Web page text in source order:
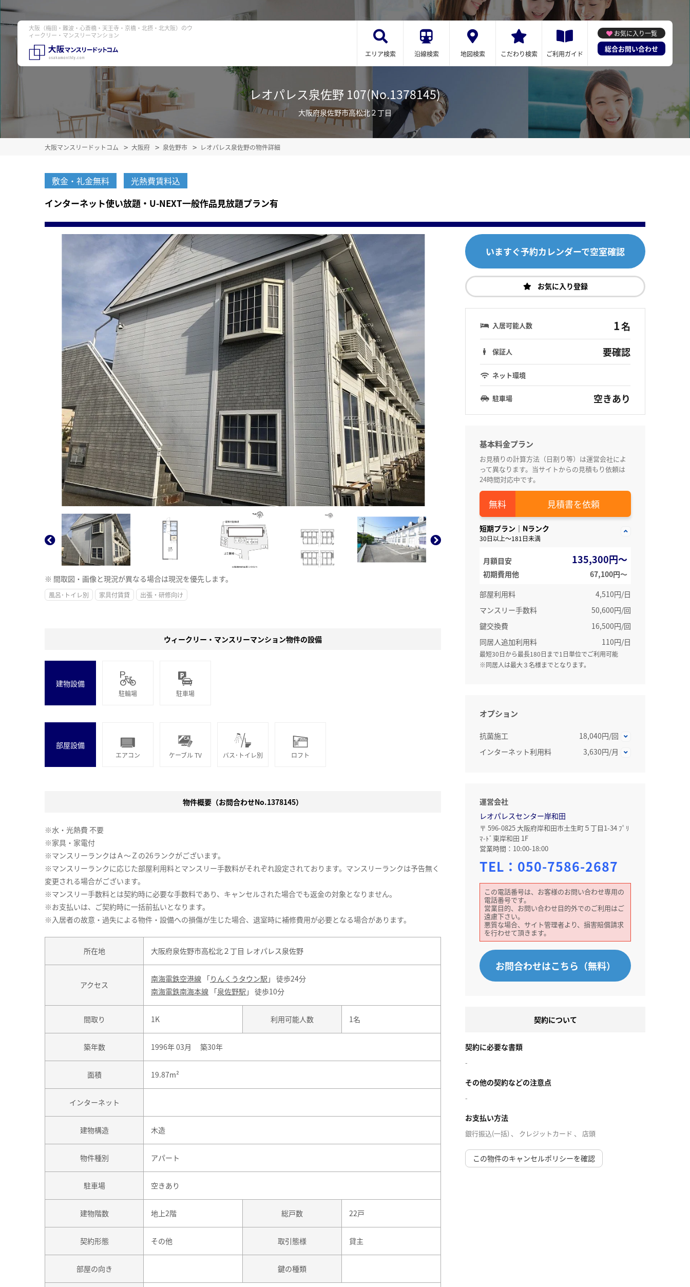
大阪（梅田・難波・心斎橋・天王寺・京橋・北摂・北大阪）のウ
ィークリー・マンスリーマンション
エリア検索 沿線検索 地図検索 こだわり検索 ご利用ガイド
お気に入り一覧
総合お問い合わせ
レオパレス泉佐野 107(No.1378145)
大阪府泉佐野市高松北２丁目
大阪マンスリードットコム 大阪府 泉佐野市 レオパレス泉佐野の物件詳細
敷金・礼金無料 光熱費賃料込
インターネット使い放題・U-NEXT一般作品見放題プラン有
※ 間取図・画像と現況が異なる場合は現況を優先します。
風呂･トイレ別 家具付賃貸 出張・研修向け
いますぐ予約カレンダーで空室確認
お気に入り登録
入居可能人数 1名
保証人 要確認
ネット環境
駐車場 空きあり
基本料金プラン
お見積りの計算方法（日割り等）は運営会社によ
って異なります。当サイトからの見積もり依頼は
24時間対応中です。
見積書を依頼
短期プラン｜Nランク
30日以上～181日未満
月額目安 135,300円～
初期費用他
67,100円〜
部屋利用料
4,510円/日
マンスリー手数料
50,600円/回
鍵交換費
16,500円/回
同居人追加利用料
110円/日
最短30日から最長180日まで1日単位でご利用可能
※同居人は最大３名様までとなります。
オプション
抗菌施工
18,040円/回
インターネット利用料
3,630円/月
運営会社
レオパレスセンター岸和田
〒 596-0825 大阪府岸和田市土生町５丁目1-34 ﾌﾟﾘ
ﾏ-ﾄﾞ東岸和田 1F
営業時間：10:00-18:00
TEL： 050-7586-2687
この電話番号は、お客様のお問い合わせ専用の
電話番号です。
営業目的、お問い合わせ目的外でのご利用はご
遠慮下さい。
悪質な場合、サイト管理者より、損害賠償請求
を行わせて頂きます。
お問合わせはこちら（無料）
契約について
契約に必要な書類
-
その他の契約などの注意点
-
お支払い方法
銀行振込(一括) 、 クレジットカード 、 店頭
この物件のキャンセルポリシーを確認
ウィークリー・マンスリーマンション物件の設備
建物設備
駐輪場 駐車場
部屋設備
エアコン ケーブル TV バス･トイレ別 ロフト
物件概要（お問合わせNo.1378145）
※水・光熱費 不要
※家具・家電付
※マンスリーランクはＡ～Ｚの26ランクがございます。
※マンスリーランクに応じた部屋利用料とマンスリー手数料がそれぞれ設定されております。マンスリーランクは予告無く
変更される場合がございます。
※マンスリー手数料とは契約時に必要な手数料であり、キャンセルされた場合でも返金の対象となりません。
※お支払いは、ご契約時に一括前払いとなります。
※入居者の故意・過失による物件・設備への損傷が生じた場合、退室時に補修費用が必要となる場合があります。
所在地 大阪府泉佐野市高松北２丁目 レオパレス泉佐野
アクセス
南海電鉄空港線 「りんくうタウン駅 」 徒歩24分
南海電鉄南海本線 「泉佐野駅 」 徒歩10分
間取り 1K 利用可能人数 1名
築年数 1996年 03月 築30年
面積 19.87m²
インターネット
建物構造 木造
物件種別 アパート
駐車場 空きあり
建物階数 地上2階 総戸数 22戸
契約形態 その他 取引態様 貸主
部屋の向き 鍵の種類